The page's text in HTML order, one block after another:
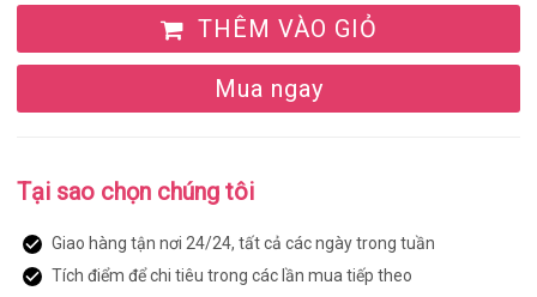
THÊM VÀO GIỎ
Mua ngay
Tại sao chọn chúng tôi
Giao hàng tận nơi 24/24, tất cả các ngày trong tuần
Tích điểm để chi tiêu trong các lần mua tiếp theo